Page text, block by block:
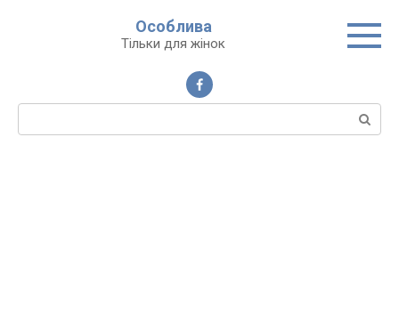
Особлива
Тільки для жінок
Пошук: